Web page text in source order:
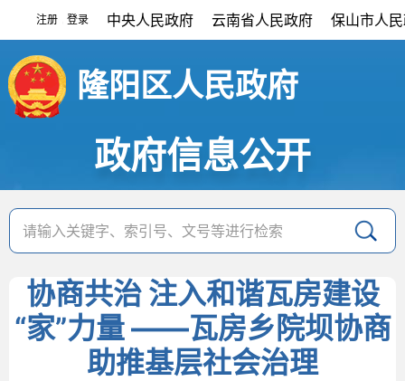
注册 登录 中央人民政府 云南省人民政府 保山市人
隆阳区人民政府
政府信息公开
协商共治 注入和谐瓦房建设
“家”力量 ——瓦房乡院坝协商
助推基层社会治理